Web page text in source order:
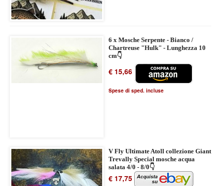
6 x Mosche Serpente - Bianco /
Chartreuse "Hulk" - Lunghezza 10
cm👇
€ 15,66
Spese di sped. incluse
V Fly Ultimate Atoll collezione Giant
Trevally Special mosche acqua
salata 4/0 - 8/0👇
€ 17,75